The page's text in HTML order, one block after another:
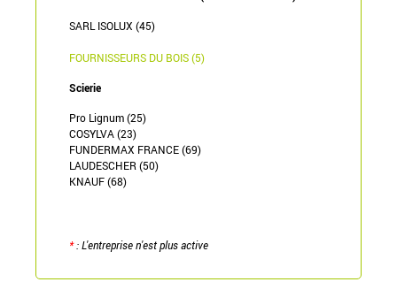
SARL ISOLUX (45)
FOURNISSEURS DU BOIS (5)
Scierie
Pro Lignum (25)
COSYLVA (23)
FUNDERMAX FRANCE (69)
LAUDESCHER (50)
KNAUF (68)
*: L'entreprise n'est plus active